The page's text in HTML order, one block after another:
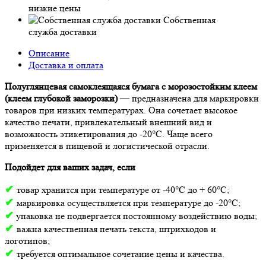
низкие цены
Собственная
служба доставки
Описание
Доставка и оплата
Полуглянцевая самоклеящаяся бумага с морозостойким клеем
(клеем глубокой заморозки)— предназначена для маркировки
товаров при низких температурах. Она сочетает высокое
качество печати, привлекательный внешний вид и
возможность этикетирования до -20°C. Чаще всего
применяется в пищевой и логистической отрасли.
Подойдет для ваших задач, если
✔ товар хранится при температуре от -40°С до + 60°С;
✔ маркировка осуществляется при температуре до -20°С;
✔ упаковка не подвергается постоянному воздействию воды;
✔ важна качественная печать текста, штрихкодов и
логотипов;
✔ требуется оптимальное сочетание цены и качества.